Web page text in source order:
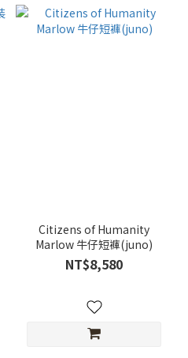
Citizens of Humanity
Marlow 牛仔短褲(juno)
NT$8,580